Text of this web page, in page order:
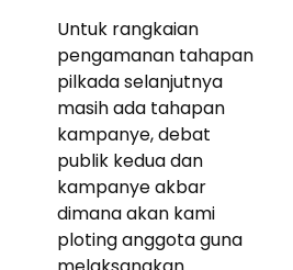
Untuk rangkaian
pengamanan tahapan
pilkada selanjutnya
masih ada tahapan
kampanye, debat
publik kedua dan
kampanye akbar
dimana akan kami
ploting anggota guna